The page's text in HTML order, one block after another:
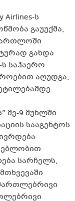
ს
გაუუქმა,
გახდა
ს საჰაერო
აღუდგა,
მე-9 მუხლში
სააგენტოს
სარჩელს,